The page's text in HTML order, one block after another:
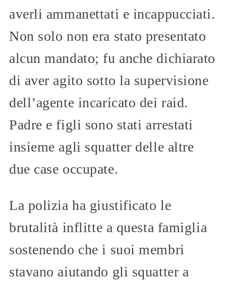
averli ammanettati e incappucciati.
Non solo non era stato presentato
alcun mandato; fu anche dichiarato
di aver agito sotto la supervisione
dell’agente incaricato dei raid.
Padre e figli sono stati arrestati
insieme agli squatter delle altre
due case occupate.
La polizia ha giustificato le
brutalità inflitte a questa famiglia
sostenendo che i suoi membri
stavano aiutando gli squatter a